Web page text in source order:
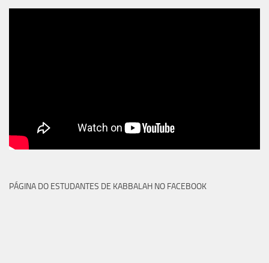
PÁGINA DO ESTUDANTES DE KABBALAH NO FACEBOOK